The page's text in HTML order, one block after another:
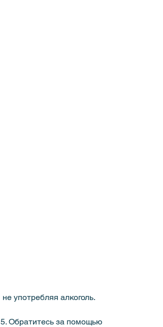
не употребляя алкоголь.
5. Обратитесь за помощью